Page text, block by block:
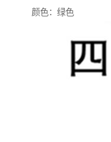
颜色：绿色